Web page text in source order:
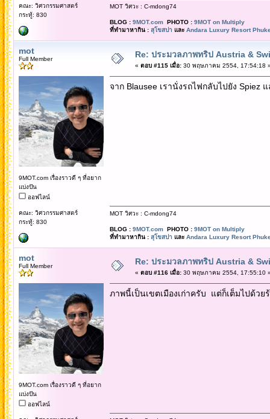
คณะ: วิศวกรรมศาสตร์
กระทู้: 830
MOT วิศวะ : C-mdong74
BLOG : 9MOT.comPHOTO : 9MOT on Multiply
ที่ทำมาหากิน : สุโขสปา และ Andara Luxury Resort
mot
Full Member
9MOT.com เรื่องราวดี ๆ ที่อยาก
แบ่งปัน
ออฟไลน์
คณะ: วิศวกรรมศาสตร์
กระทู้: 830
Re: ประมวลภาพทริป Austria &
« ตอบ #115 เมื่อ:30 พฤษภาคม 2554, 17:54:18
จาก Blausee เรานั่งรถไฟกลับไปยัง Spiez
MOT วิศวะ : C-mdong74
BLOG : 9MOT.comPHOTO : 9MOT on Multiply
ที่ทำมาหากิน : สุโขสปา และ Andara Luxury Resort
mot
Full Member
9MOT.com เรื่องราวดี ๆ ที่อยาก
แบ่งปัน
ออฟไลน์
Re: ประมวลภาพทริป Austria &
« ตอบ #116 เมื่อ:30 พฤษภาคม 2554, 17:55:10
ภาพนี้เป็นเขตเมืองเก่าครับ แต่ก็เต็มไปด้ว